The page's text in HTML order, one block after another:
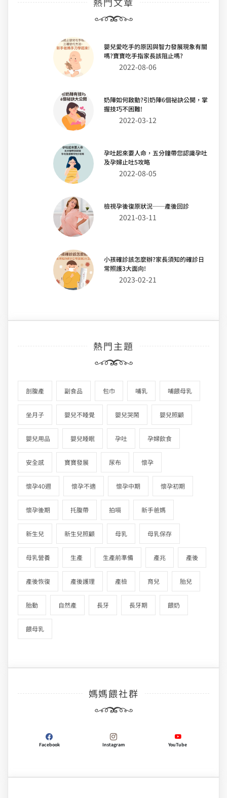
嬰兒愛吃手的原因與智力發展現象有關
嗎?寶寶吃手指家長該阻止嗎?
2022-08-06
奶陣如何啟動?引奶陣6個祕訣公開，掌
握技巧不困難!
2022-03-12
孕吐起來要人命，五分鐘帶您認識孕吐
及孕婦止吐5攻略
2022-08-05
檢視孕後復原狀況──產後回診
2021-03-11
小孩確診該怎麼辦?家長須知的確診日
常照護3大面向!
2023-02-21
熱門主題
剖腹產 副食品 包巾 哺乳 哺餵母乳
坐月子 嬰兒不睡覺 嬰兒哭鬧 嬰兒照顧
嬰兒用品 嬰兒睡眠 孕吐 孕婦飲食
安全感 寶寶發展 尿布 懷孕
懷孕40週 懷孕不適 懷孕中期 懷孕初期
懷孕後期 托腹帶 拍嗝 新手爸媽
新生兒 新生兒照顧 母乳 母乳保存
母乳營養 生產 生產前準備 產兆 產後
產後恢復 產後護理 產檢 育兒 胎兒
胎動 自然產 長牙 長牙期 餵奶
餵母乳
媽媽餵社群
Facebook Instagram YouTube